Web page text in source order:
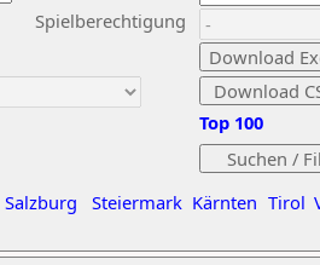
Spielberechtigung
Salzburg Steiermark Kärnten Tirol
Top 100